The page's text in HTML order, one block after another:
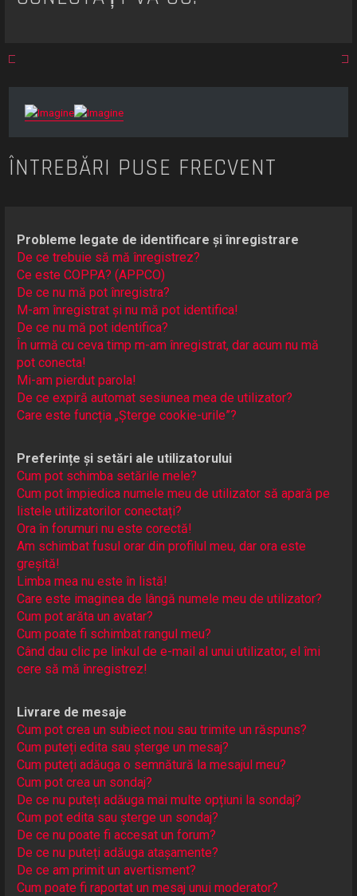
ÎNTREBĂRI PUSE FRECVENT
Probleme legate de identificare și înregistrare
De ce trebuie să mă înregistrez?
Ce este COPPA? (APPCO)
De ce nu mă pot înregistra?
M-am înregistrat și nu mă pot identifica!
De ce nu mă pot identifica?
În urmă cu ceva timp m-am înregistrat, dar acum nu mă
pot conecta!
Mi-am pierdut parola!
De ce expiră automat sesiunea mea de utilizator?
Care este funcția „Șterge cookie-urile”?
Preferințe și setări ale utilizatorului
Cum pot schimba setările mele?
Cum pot împiedica numele meu de utilizator să apară pe
listele utilizatorilor conectați?
Ora în forumuri nu este corectă!
Am schimbat fusul orar din profilul meu, dar ora este
greșită!
Limba mea nu este în listă!
Care este imaginea de lângă numele meu de utilizator?
Cum pot arăta un avatar?
Cum poate fi schimbat rangul meu?
Când dau clic pe linkul de e-mail al unui utilizator, el îmi
cere să mă înregistrez!
Livrare de mesaje
Cum pot crea un subiect nou sau trimite un răspuns?
Cum puteți edita sau șterge un mesaj?
Cum puteți adăuga o semnătură la mesajul meu?
Cum pot crea un sondaj?
De ce nu puteți adăuga mai multe opțiuni la sondaj?
Cum pot edita sau șterge un sondaj?
De ce nu poate fi accesat un forum?
De ce nu puteți adăuga atașamente?
De ce am primit un avertisment?
Cum poate fi raportat un mesaj unui moderator?